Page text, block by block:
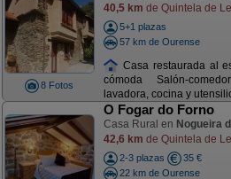
8 Fotos
40,5 km de Quintela de
5+1 plazas
57 km de Ourense
Casa restaurada al
cómoda Salón-
lavadora, cocina y
O Fogar do Forno
Casa Rural en Nogueira
42,6 km de Quintela de
2-3 plazas
35 €
22 km de Ourense